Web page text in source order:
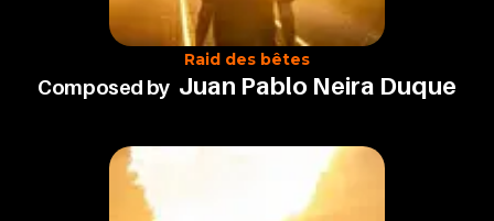
Raid des bêtes
Composed by Juan Pablo Neira Duque